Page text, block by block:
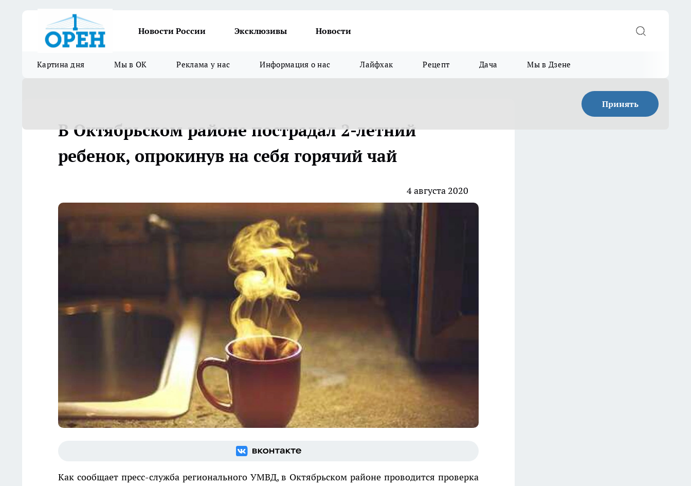
Новости России Эксклюзивы Новости
Картина дня Мы в ОК Реклама у нас Информация о нас Лайфхак Рецепт Дача Мы в Дзене
Принять
В Октябрьском районе пострадал 2-летний
ребенок, опрокинув на себя горячий чай
4 августа 2020
Как сообщает пресс-служба регионального УМВД, в Октябрьском районе проводится проверка